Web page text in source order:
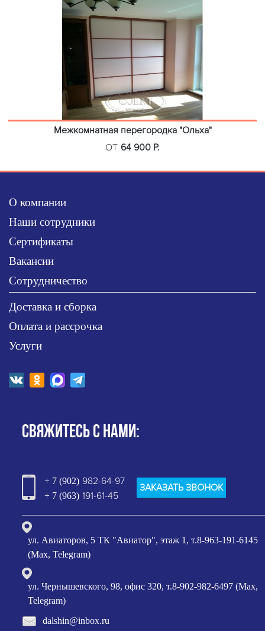
Межкомнатная перегородка "Ольха"
ОТ 64 900 Р.
О компании
Наши сотрудники
Сертификаты
Вакансии
Сотрудничество
Доставка и сборка
Оплата и рассрочка
Услуги
СВЯЖИТЕСЬ С НАМИ:
+ 7 (902) 982-64-97
+ 7 (963) 191-61-45
ЗАКАЗАТЬ ЗВОНОК
ул. Авиаторов, 5 ТК "Авиатор", этаж 1, т.8-963-191-6145
(Max, Telegram)
ул. Чернышевского, 98, офис 320, т.8-902-982-6497 (Max,
Telegram)
dalshin@inbox.ru